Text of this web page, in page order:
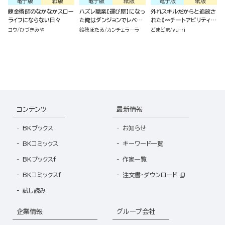
錬金術師のなかなかスロー
ライフにならない日々
コウ ひづきみや
ハズレ職業【運び屋】になっ
た俺はダンジョンでレベル
を上げる
鈴穂ほたる カンチェラーラ
外れスキルだからと追放さ
れた《∞チートアビリティ》
が強すぎて草も生えない件
どまどま yu-ri
コンテンツ
BKブックス
BKコミックス
BKブックスf
BKコミックスf
試し読み
最新情報
お知らせ
キーワード一覧
作家一覧
注文書・ダウンロード
企業情報 グループ会社